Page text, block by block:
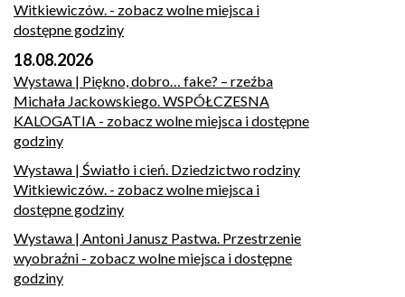
Witkiewiczów. - zobacz wolne miejsca i
dostępne godziny
18.08.2026
Wystawa | Piękno, dobro… fake? – rzeźba
Michała Jackowskiego. WSPÓŁCZESNA
KALOGATIA - zobacz wolne miejsca i dostępne
godziny
Wystawa | Światło i cień. Dziedzictwo rodziny
Witkiewiczów. - zobacz wolne miejsca i
dostępne godziny
Wystawa | Antoni Janusz Pastwa. Przestrzenie
wyobraźni - zobacz wolne miejsca i dostępne
godziny